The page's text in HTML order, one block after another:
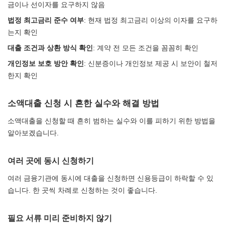
금이나 선이자를 요구하지 않음
법정 최고금리 준수 여부: 현재 법정 최고금리 이상의 이자를 요구하
는지 확인
대출 조건과 상환 방식 확인 : 계약 전 모든 조건을 꼼꼼히 확인
개인정보 보호 방안 확인 : 신분증이나 개인정보 제공 시 보안이 철저
한지 확인
소액대출 신청 시 흔한 실수와 해결 방법
소액대출을 신청할 때 흔히 범하는 실수와 이를 피하기 위한 방법을
알아보겠습니다.
여러 곳에 동시 신청하기
여러 금융기관에 동시에 대출을 신청하면 신용등급이 하락할 수 있
습니다. 한 곳씩 차례로 신청하는 것이 좋습니다.
필요 서류 미리 준비하지 않기